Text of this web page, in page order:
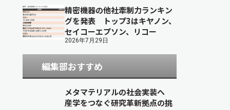
精密機器の他社牽制力ランキン
グを発表 トップ3はキヤノン、
セイコーエプソン、リコー
2026年7月29日
編集部おすすめ
メタマテリアルの社会実装へ
産学をつなぐ研究革新拠点の挑